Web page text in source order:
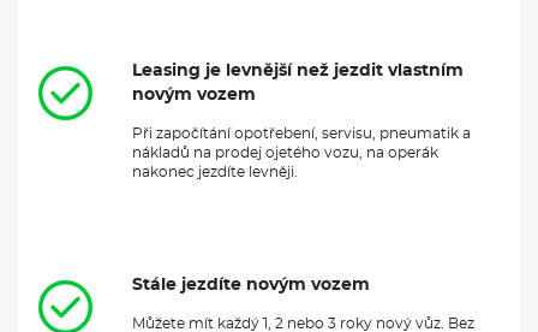
Leasing je levnější než jezdit vlastním
novým vozem
Při započítání opotřebení, servisu, pneumatik a
nákladů na prodej ojetého vozu, na operák
nakonec jezdíte levněji.
Stále jezdíte novým vozem
Můžete mít každý 1, 2 nebo 3 roky nový vůz. Bez